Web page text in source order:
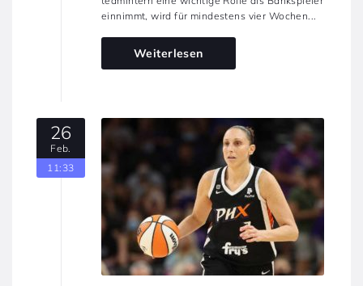
einnimmt, wird für mindestens vier Wochen...
Weiterlesen
26
Feb.
11:33